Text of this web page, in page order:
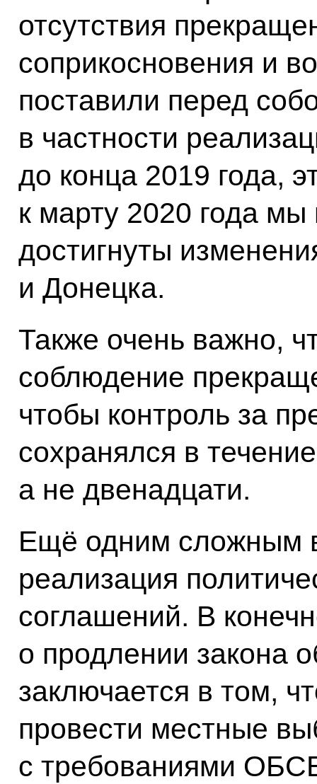
отсутствия
соприкосновения и
поставили перед
в частности
до конца 2019 года,
к марту 2020 года
достигнуты
и Донецка.
Также очень важно,
соблюдение
чтобы контроль за
сохранялся в
а не двенадцати.
Ещё одним сложным
реализация
соглашений. В
о продлении закона
заключается в том,
провести местные
с требованиями